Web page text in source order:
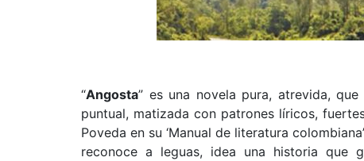
“Angosta” es una novela pura, atrevida,
puntual, matizada con patrones líricos,
Poveda en su ‘Manual de literatura
reconoce a leguas, idea una historia que